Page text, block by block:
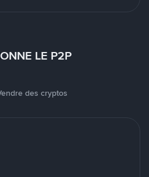
LE P2P
des cryptos